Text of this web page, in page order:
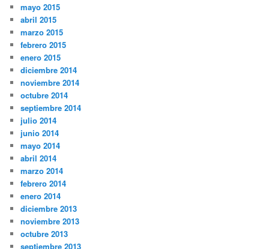
mayo 2015
abril 2015
marzo 2015
febrero 2015
enero 2015
diciembre 2014
noviembre 2014
octubre 2014
septiembre 2014
julio 2014
junio 2014
mayo 2014
abril 2014
marzo 2014
febrero 2014
enero 2014
diciembre 2013
noviembre 2013
octubre 2013
septiembre 2013